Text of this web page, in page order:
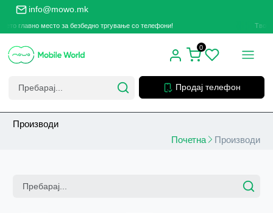
info@mowo.mk
место за безбедно тргување со телефони! Твоето
Продај телефон
0
Производи
Почетна
Производи